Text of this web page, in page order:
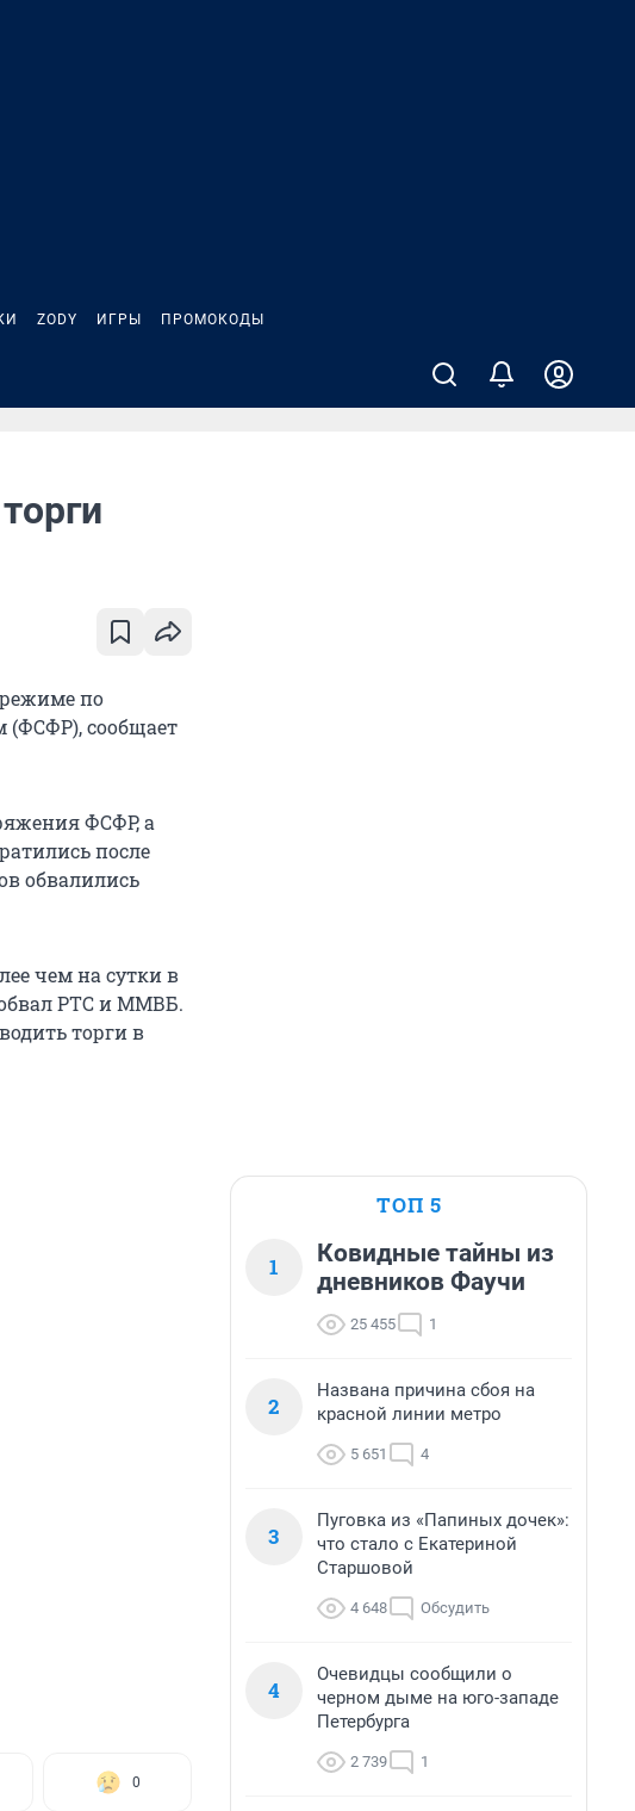
ZODY ИГРЫ ПРОМОКОДЫ
по
сообщает
ФСФР, а
после
обвалились
чем на сутки в
РТС и ММВБ.
торги в
0
ТОП 5
1
Ковидные тайны из
дневников Фаучи
25 455 1
2
Названа причина сбоя на
красной линии метро
5 651 4
3
Пуговка из «Папиных дочек»:
что стало с Екатериной
Старшовой
4 648 Обсудить
4
Очевидцы сообщили о
черном дыме на юго-западе
Петербурга
2 739 1